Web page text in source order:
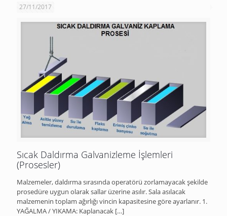
27/11/2017
Sıcak Daldırma Galvanizleme İşlemleri
(Prosesler)
Malzemeler, daldırma sırasında operatörü zorlamayacak şekilde
prosedüre uygun olarak sallar üzerine asılır. Sala asılacak
malzemenin toplam ağırlığı vincin kapasitesine göre ayarlanır. 1.
YAĞALMA / YIKAMA: Kaplanacak […]